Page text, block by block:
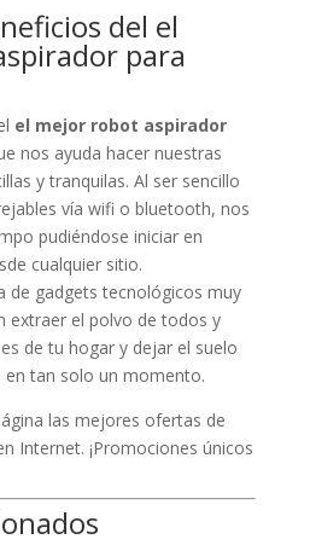
del el
para
el mejor robot aspirador
nos ayuda hacer nuestras
y tranquilas. Al ser sencillo
vía wifi o bluetooth, nos
pudiéndose iniciar en
cualquier sitio.
de gadgets tecnológicos muy
extraer el polvo de todos y
de tu hogar y dejar el suelo
tan solo un momento.
las mejores ofertas de
Internet. ¡Promociones únicos